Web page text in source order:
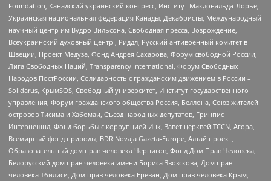
Foundation, Канадский украинский конгресс, Институт Макдональда-Лорье,
Украинская национальная федерация Канады, Декабристы, Международный
научный центр им Вудро Вильсона, Свободная пресса, Возрождение,
Всеукраинский духовный центр , Риддл, Русский антивоенный комитет в
Швеции, Проект Медуза, Фонд Андрея Сахарова, Форум свободной России,
Лига Свободных Наций, Transparеncy International, Форум Свободных
Народов ПостРоссии, Солидарность с гражданским движением в России –
Solidarus, КрымSOS, Свободный университет, Институт государственного
управления, Форум гражданского общества Россия, Беллона, Союз жителей
островов Тисима и Хабомаи, Съезд народных депутатов, Гринпис
Интернешнл, Фонд борьбы с коррупцией Инк, Завет церквей TCCN, Агора,
Всемирный фонд природы, BDR Novaja Gazeta-Europe, Алтай проект,
Образовательный дом прав человека Чернигов, Фонд Дом Прав Человека,
Белорусский дом прав человека имени Бориса Звозскова, Дом прав
человека Тбилиси, Дом прав человека Ереван, Дом прав человека Крым,